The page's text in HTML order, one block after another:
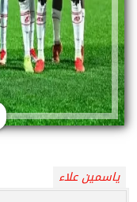
ياسمين علاء